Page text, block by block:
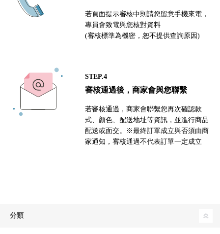
若頁面提示審核中則請您留意手機來電，
專員會致電與您核對資料
(審核標準為機密，恕不提供查詢原因)
STEP.4
審核通過後，商家會與您聯繫
若審核通過，商家會聯繫您再次確認款
式、顏色、配送地址等資訊，並進行商品
配送或面交。※最終訂單成立與否須由商
家通知，審核通過不代表訂單一定成立
分類